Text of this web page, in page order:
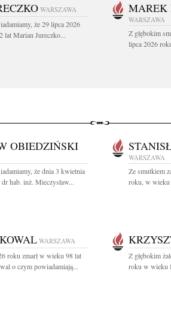
WARSZAWA
że 29 lipca 2026
lat Marian Jureczko...
MAREK
WARSZAWA
Z głębokim
lipca 2026
OBIEDZIŃSKI
że dnia 3 kwietnia
hab. inż. Mieczysław...
WARSZAWA
Ze smutkiem
roku, w wieku
WARSZAWA
roku zmarł w wieku 98 lat
o czym powiadamiają...
Z głębokim
roku w wieku